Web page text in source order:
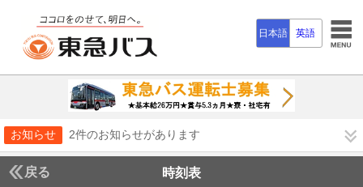
日本語 英語
お知らせ 2件のお知らせがあります
戻る 時刻表